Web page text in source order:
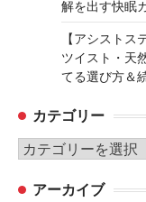
解を出す快眠
【アシストス
ツイスト・天
てる選び方＆
カテゴリー
カ
ゴ アーカイブ